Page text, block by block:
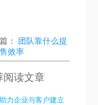
：
团队靠什么提
效率
阅读文章
力企业与客户建立